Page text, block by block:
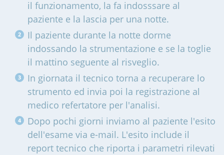
il funzionamento, la fa indosssare al
paziente e la lascia per una notte.
Il paziente durante la notte dorme
indossando la strumentazione e se la toglie
il mattino seguente al risveglio.
In giornata il tecnico torna a recuperare lo
strumento ed invia poi la registrazione al
medico refertatore per l'analisi.
Dopo pochi giorni inviamo al paziente l'esito
dell'esame via e-mail. L'esito include il
report tecnico che riporta i parametri rilevati